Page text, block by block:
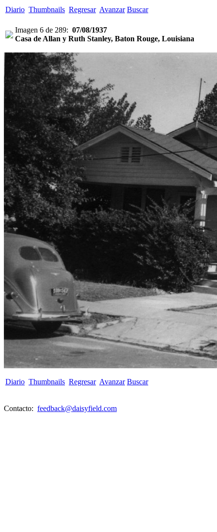
Diario Thumbnails Regresar Avanzar Buscar
Imagen 6 de 289: 07/08/1937
Casa de Allan y Ruth Stanley, Baton Rouge, Louisiana
Diario Thumbnails Regresar Avanzar Buscar
Contacto: feedback@daisyfield.com